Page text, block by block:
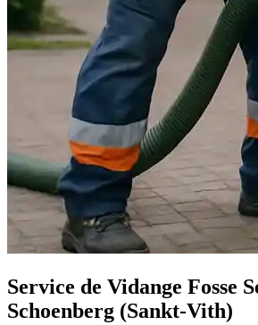
Service de Vidange Fosse
Schoenberg (Sankt-Vith)